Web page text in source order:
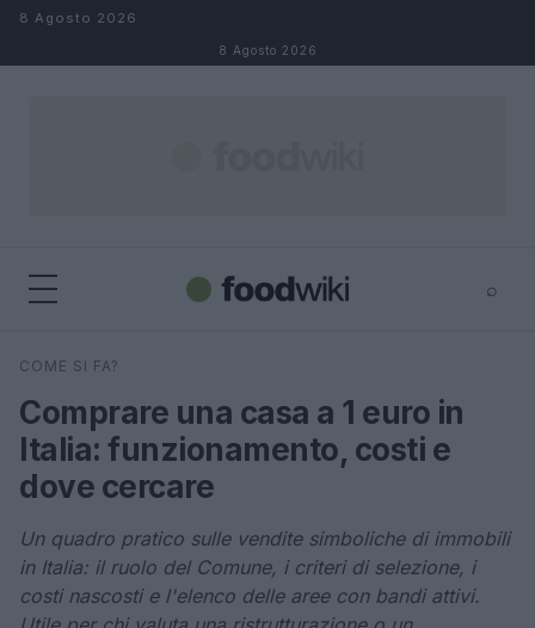
Salta al contenuto
8 Agosto 2026
8 Agosto 2026
⌕
Cerca
COME SI FA?
Comprare una casa a 1 euro in
Italia: funzionamento, costi e
dove cercare
Un quadro pratico sulle vendite simboliche di immobili
in Italia: il ruolo del Comune, i criteri di selezione, i
costi nascosti e l'elenco delle aree con bandi attivi.